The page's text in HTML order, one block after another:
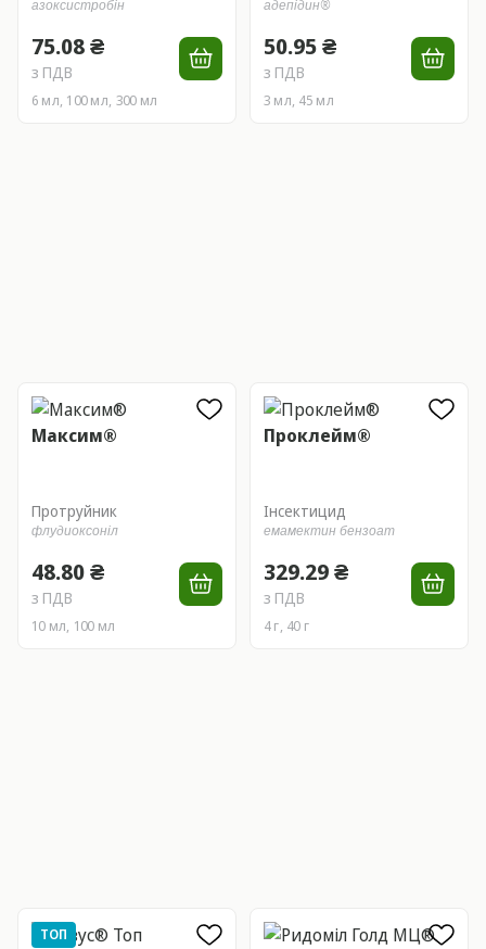
азоксистробін
75.08 ₴
з ПДВ
6 мл, 100 мл, 300 мл
адепідин®
50.95 ₴
з ПДВ
3 мл, 45 мл
Максим®
Протруйник
флудиоксоніл
48.80 ₴
з ПДВ
10 мл, 100 мл
Проклейм®
Інсектицид
емамектин бензоат
329.29 ₴
з ПДВ
4 г, 40 г
ТОП